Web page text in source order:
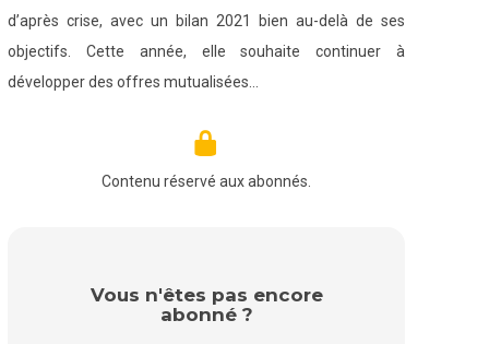
d’après crise, avec un bilan 2021 bien au-delà de ses
objectifs. Cette année, elle souhaite continuer à
développer des offres mutualisées…
Contenu réservé aux abonnés.
Vous n'êtes pas encore
abonné ?